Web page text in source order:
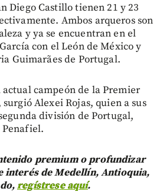
Diego Castillo tienen 21 y 23
Ambos arqueros son
y ya se encuentran en el
con el León de México y
Guimarães de Portugal.
campeón de la Premier
Alexei Rojas, quien a sus
división de Portugal,
premium o profundizar
interés de Medellín, Antioquia,
regístrese aquí.